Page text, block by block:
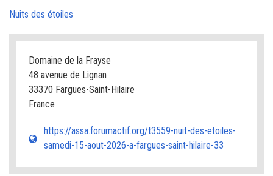
Nuits des étoiles
Domaine de la Frayse
48 avenue de Lignan
33370 Fargues-Saint-Hilaire
France
https://assa.forumactif.org/t3559-nuit-des-etoiles-
samedi-15-aout-2026-a-fargues-saint-hilaire-33